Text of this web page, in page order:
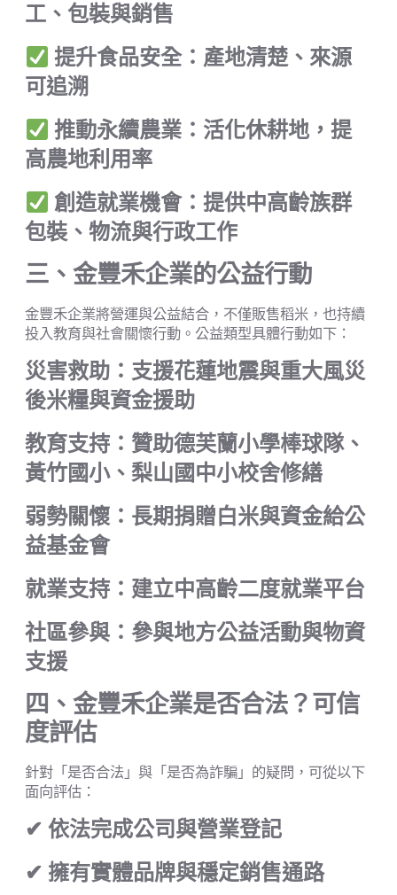
工、包裝與銷售
提升食品安全：產地清楚、來源
可追溯
推動永續農業：活化休耕地，提
高農地利用率
創造就業機會：提供中高齡族群
包裝、物流與行政工作
三、金豐禾企業的公益行動
金豐禾企業將營運與公益結合，不僅販售稻米，也持續
投入教育與社會關懷行動。公益類型具體行動如下：
災害救助：支援花蓮地震與重大風災
後米糧與資金援助
教育支持：贊助德芙蘭小學棒球隊、
黃竹國小、梨山國中小校舍修繕
弱勢關懷：長期捐贈白米與資金給公
益基金會
就業支持：建立中高齡二度就業平台
社區參與：參與地方公益活動與物資
支援
四、金豐禾企業是否合法？可信
度評估
針對「是否合法」與「是否為詐騙」的疑問，可從以下
面向評估：
✔ 依法完成公司與營業登記
✔ 擁有實體品牌與穩定銷售通路